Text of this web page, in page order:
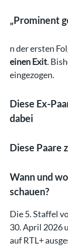
„Prominent
n der ersten
einen Exit.
eingezogen.
Diese Ex-
dabei
Diese Paare
Wann und
schauen?
Die 5. Staffel
30. April 2026
auf RTL+